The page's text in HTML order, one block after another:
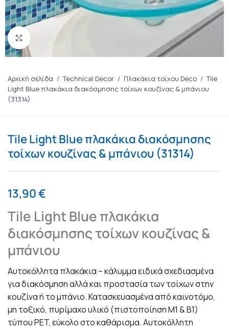
Πατήστε για μεγέθυνση
Αρχική σελίδα / Technical Decor / Πλακάκια τοίχου Deco / Tile
Light Blue πλακάκια διακόσμησης τοίχων κουζίνας & μπάνιου
(31314)
Tile Light Blue πλακάκια διακόσμησης
τοίχων κουζίνας & μπάνιου (31314)
13,90€
Tile Light Blue πλακάκια
διακόσμησης τοίχων κουζίνας &
μπάνιου
Αυτοκόλλητα πλακάκια – κάλυμμα ειδικά σχεδιασμένα
για διακόσμηση αλλά και προστασία των τοίχων στην
κουζίνα ή το μπάνιο. Κατασκευασμένα από καινοτόμο,
μη τοξικό, πυρίμαχο υλικό (πιστοποίηση Μ1 & Β1)
τύπου PET, εύκολο στο καθάρισμα. Αυτοκόλλητη